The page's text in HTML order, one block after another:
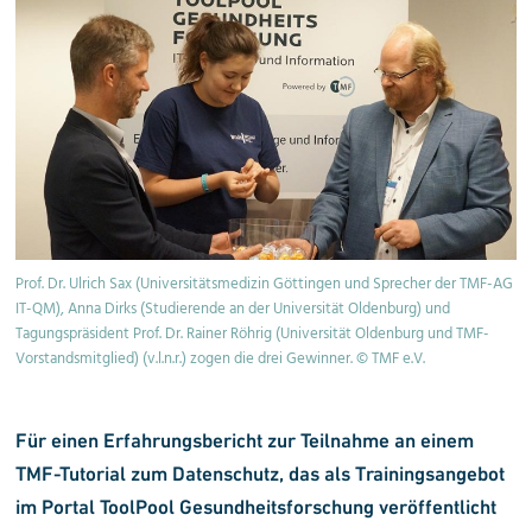
Prof. Dr. Ulrich Sax (Universitätsmedizin Göttingen und Sprecher der TMF-AG
IT-QM), Anna Dirks (Studierende an der Universität Oldenburg) und
Tagungspräsident Prof. Dr. Rainer Röhrig (Universität Oldenburg und TMF-
Vorstandsmitglied) (v.l.n.r.) zogen die drei Gewinner. © TMF e.V.
Für einen Erfahrungsbericht zur Teilnahme an einem
TMF-Tutorial zum Datenschutz, das als Trainingsangebot
im Portal ToolPool Gesundheitsforschung veröffentlicht